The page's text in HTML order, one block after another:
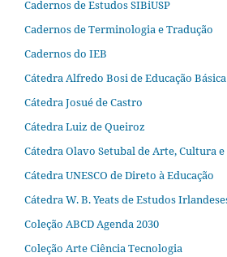
Cadernos de Estudos SIBiUSP
Cadernos de Terminologia e Tradução
Cadernos do IEB
Cátedra Alfredo Bosi de Educação Básica
Cátedra Josué de Castro
Cátedra Luiz de Queiroz
Cátedra Olavo Setubal de Arte, Cultura e
Cátedra UNESCO de Direto à Educação
Cátedra W. B. Yeats de Estudos
Coleção ABCD Agenda 2030
Coleção Arte Ciência Tecnologia